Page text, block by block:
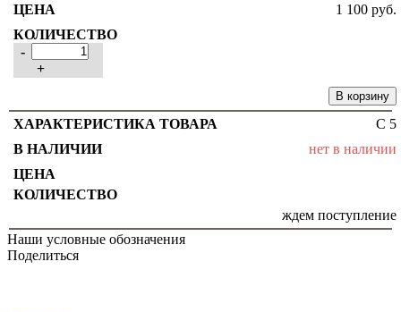
1 100 руб.
-
+
В корзину
C 5
нет в наличии
ждем поступление
Наши условные обозначения
Поделиться